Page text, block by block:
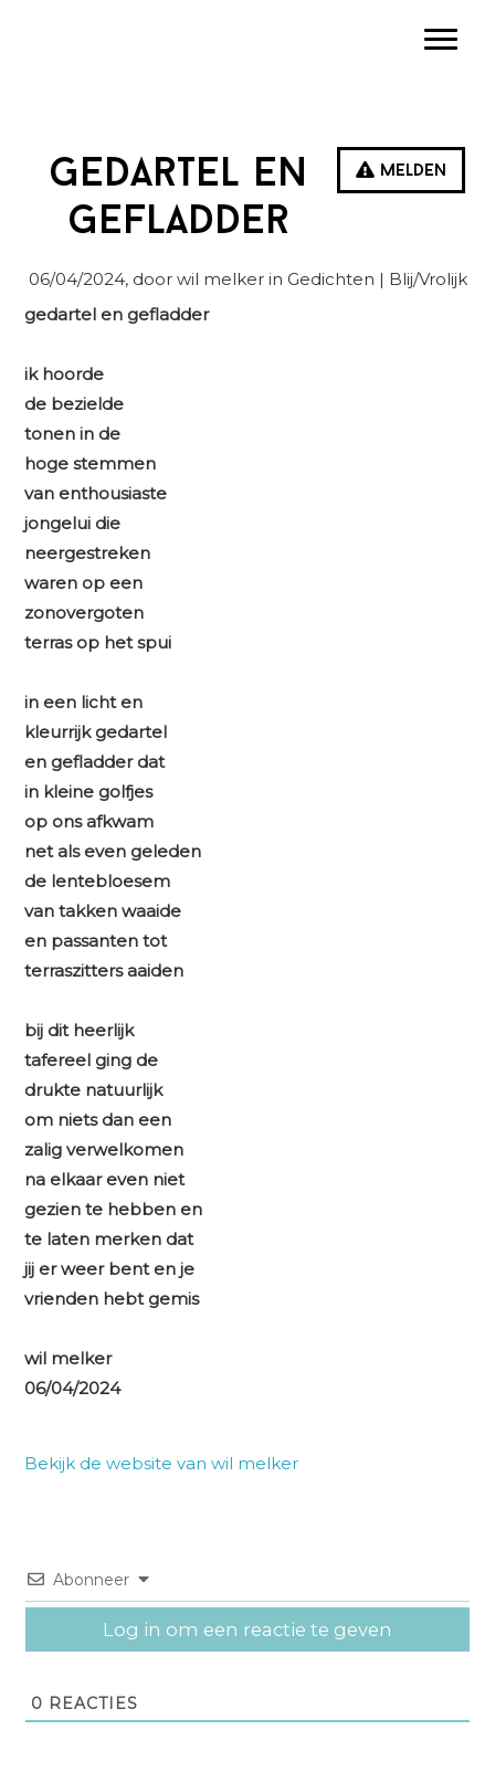
Melden
Gedartel en
gefladder
06/04/2024, door wil melker in Gedichten | Blij/Vrolijk
gedartel en gefladder
ik hoorde
de bezielde
tonen in de
hoge stemmen
van enthousiaste
jongelui die
neergestreken
waren op een
zonovergoten
terras op het spui
in een licht en
kleurrijk gedartel
en gefladder dat
in kleine golfjes
op ons afkwam
net als even geleden
de lentebloesem
van takken waaide
en passanten tot
terraszitters aaiden
bij dit heerlijk
tafereel ging de
drukte natuurlijk
om niets dan een
zalig verwelkomen
na elkaar even niet
gezien te hebben en
te laten merken dat
jij er weer bent en je
vrienden hebt gemis
wil melker
06/04/2024
Bekijk de website van wil melker
Abonneer
Log in om een reactie te geven
0 REACTIES